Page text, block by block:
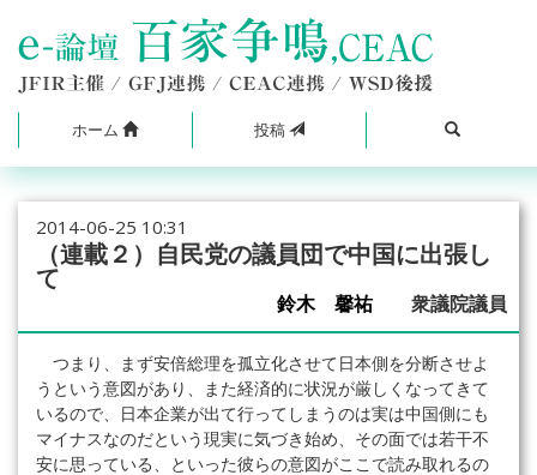
ホーム 投稿
2014-06-25 10:31
（連載２）自民党の議員団で中国に出張し
て
鈴木 馨祐 衆議院議員
つまり、まず安倍総理を孤立化させて日本側を分断させよ
うという意図があり、また経済的に状況が厳しくなってきて
いるので、日本企業が出て行ってしまうのは実は中国側にも
マイナスなのだという現実に気づき始め、その面では若干不
安に思っている、といった彼らの意図がここで読み取れるの